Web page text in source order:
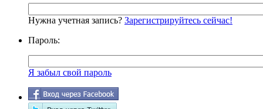
Нужна учетная запись? Зарегистрируйтесь сейчас!
Пароль:
Я забыл свой пароль